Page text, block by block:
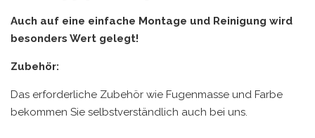
Auch auf eine einfache Montage und Reinigung wird
besonders Wert gelegt!
Zubehör:
Das erforderliche Zubehör wie Fugenmasse und Farbe
bekommen Sie selbstverständlich auch bei uns.